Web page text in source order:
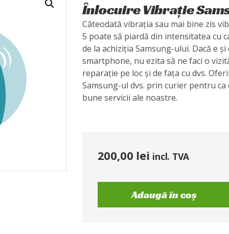
Înlocuire Vibrație
Câteodată vibrația sau mai bine zis
5 poate să piardă din intensitatea cu
de la achiziția Samsung-ului. Dacă e
smartphone, nu ezita să ne faci o
reparație pe loc și de fața cu dvs.
Samsung-ul dvs. prin curier pentru ca
bune servicii ale noastre.
200,00 lei incl. TVA
Adaugă în coș